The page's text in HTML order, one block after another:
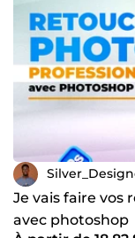
Je vais faire vos
avec photoshop